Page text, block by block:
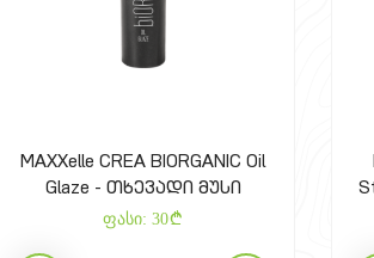
MAXXelle CREA BIORGANIC Oil
Glaze - თხევადი მუსი
ფასი: 30